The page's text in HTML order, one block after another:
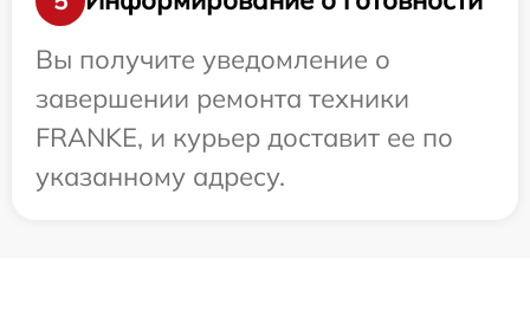
Вы получите уведомление о
завершении ремонта техники
FRANKE, и курьер доставит ее по
указанному адресу.